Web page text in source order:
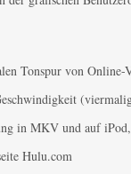
Tonspur von Online-
in MKV und auf
Hulu.com